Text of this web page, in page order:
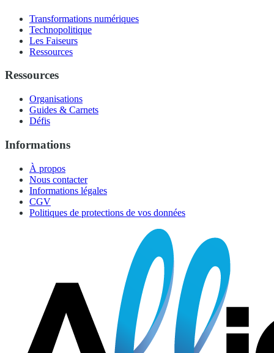
Transformations numériques
Technopolitique
Les Faiseurs
Ressources
Ressources
Organisations
Guides & Carnets
Défis
Informations
À propos
Nous contacter
Informations légales
CGV
Politiques de protections de vos données